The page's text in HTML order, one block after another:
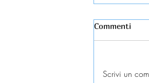
Commenti
Scrivi un